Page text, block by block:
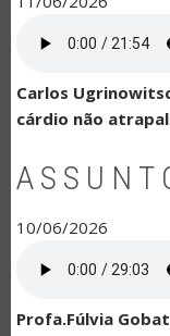
Carlos
cárdio não
10/06/2026
Profa.Fúlvia